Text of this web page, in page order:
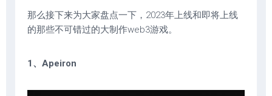
那么接下来为大家盘点一下，2023年上线和即将上线
的那些不可错过的大制作web3游戏。
1、Apeiron